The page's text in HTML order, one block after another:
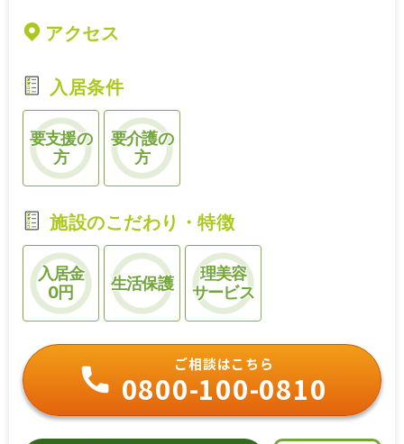
アクセス
入居条件
要支援の
方
要介護の
方
施設のこだわり・特徴
入居金
0円
生活保護
理美容
サービス
ご相談はこちら
0800-100-0810